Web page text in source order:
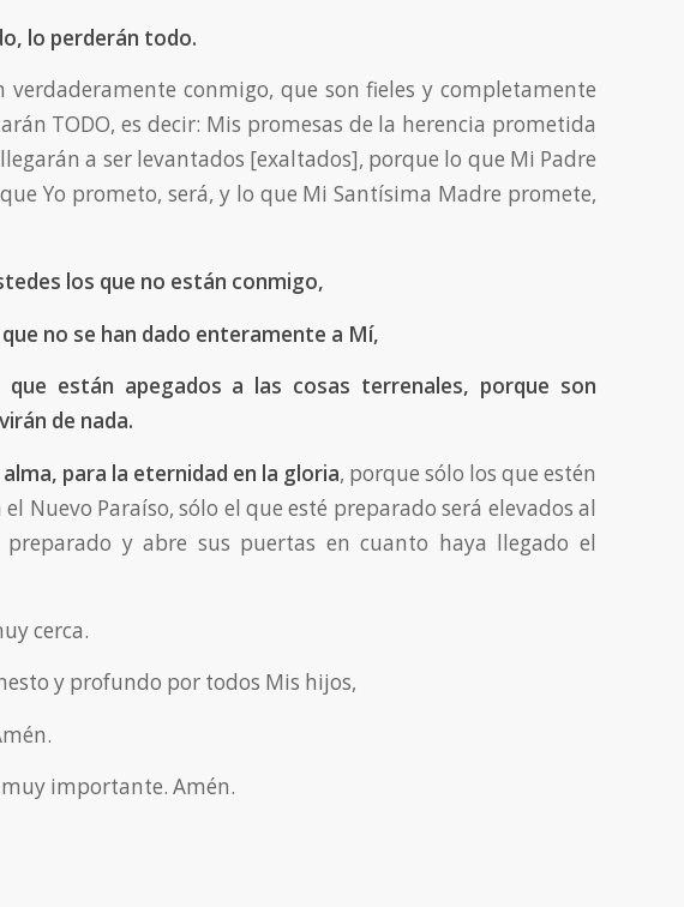
lo perderán todo.
verdaderamente conmigo, que son fieles y completamente
TODO, es decir: Mis promesas de la herencia prometida
a ser levantados [exaltados], porque lo que Mi Padre
Yo prometo, será, y lo que Mi Santísima Madre promete,
los que no están conmigo,
no se han dado enteramente a Mí,
están apegados a las cosas terrenales, porque son
de nada.
para la eternidad en la gloria, porque sólo los que estén
Nuevo Paraíso, sólo el que esté preparado será elevados al
preparado y abre sus puertas en cuanto haya llegado el
cerca.
y profundo por todos Mis hijos,
importante. Amén.